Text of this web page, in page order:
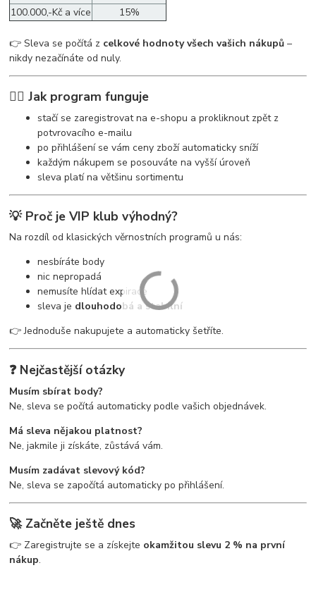
100.000,-Kč a více
15%
👉 Sleva se počítá z celkové hodnoty všech vašich nákupů –
nikdy nezačínáte od nuly.
🧘‍♀️ Jak program funguje
stačí se zaregistrovat na e-shopu a prokliknout zpět z
potvrovacího e-mailu
po přihlášení se vám ceny zboží automaticky sníží
každým nákupem se posouváte na vyšší úroveň
sleva platí na většinu sortimentu
💡 Proč je VIP klub výhodný?
Na rozdíl od klasických věrnostních programů u nás:
nesbíráte body
nic nepropadá
nemusíte hlídat expirace
sleva je dlouhodobá a stabilní
👉 Jednoduše nakupujete a automaticky šetříte.
❓ Nejčastější otázky
Musím sbírat body?
Ne, sleva se počítá automaticky podle vašich objednávek.
Má sleva nějakou platnost?
Ne, jakmile ji získáte, zůstává vám.
Musím zadávat slevový kód?
Ne, sleva se započítá automaticky po přihlášení.
🚀 Začněte ještě dnes
👉 Zaregistrujte se a získejte okamžitou slevu 2 % na první
nákup.